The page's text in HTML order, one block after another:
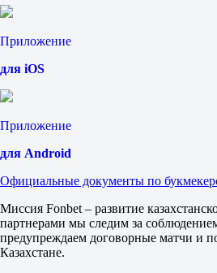
1.02
Сеты
М
1.02
США
2
-
3.50
1.25
Фора
1
Приложение
для iOS
Приложение
для Android
Официальные документы по
Миссия Fonbet – развитие
партнерами мы следим за
предупреждаем договорные матчи и
Казахстане.